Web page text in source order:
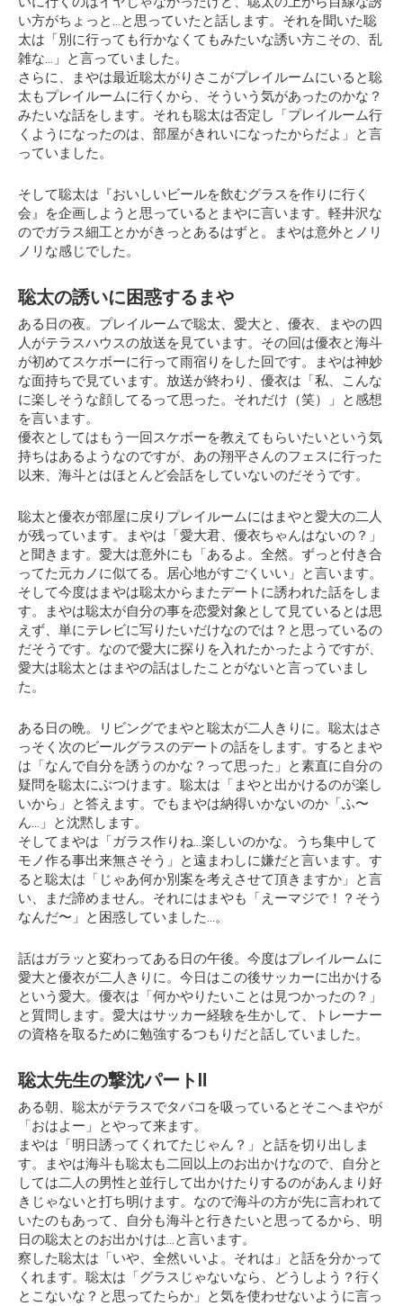
い方がちょっと…と思っていたと話します。それを聞いた聡
太は「別に行っても行かなくてもみたいな誘い方こその、乱
雑な…」と言っていました。
さらに、まやは最近聡太がりさこがプレイルームにいると聡
太もプレイルームに行くから、そういう気があったのかな？
みたいな話をします。それも聡太は否定し「プレイルーム行
くようになったのは、部屋がきれいになったからだよ」と言
っていました。
そして聡太は 『おいしいビールを飲むグラスを作りに行く
会』
を企画しようと思っているとまやに言います。軽井沢な
のでガラス細工とかがきっとあるはずと。まやは意外とノリ
ノリな感じでした。
聡太の誘いに困惑するまや
ある日の夜。プレイルームで聡太、愛大と、優衣、まやの四
人がテラスハウスの放送を見ています。その回は優衣と海斗
が初めてスケボーに行って雨宿りをした回です。まやは神妙
な面持ちで見ています。放送が終わり、優衣は「私、こんな
に楽しそうな顔してるって思った。それだけ（笑）」と感想
を言います。
優衣としてはもう一回スケボーを教えてもらいたいという気
持ちはあるようなのですが、あの翔平さんのフェスに行った
以来、海斗とはほとんど会話をしていないのだそうです。
聡太と優衣が部屋に戻りプレイルームにはまやと愛大の二人
が残っています。まやは「愛大君、優衣ちゃんはないの？」
と聞きます。愛大は意外にも
「あるよ。全然。ずっと付き合
ってた元カノに似てる。居心地がすごくいい」
と言います。
そして今度はまやは聡太からまたデートに誘われた話をしま
す。まやは聡太が自分の事を恋愛対象として見ているとは思
えず、単にテレビに写りたいだけなのでは？と思っているの
だそうです。なので愛大に探りを入れたかったようですが、
愛大は聡太とはまやの話はしたことがないと言っていまし
た。
ある日の晩。リビングでまやと聡太が二人きりに。聡太はさ
っそく次のビールグラスのデートの話をします。するとまや
は「なんで自分を誘うのかな？って思った」と素直に自分の
疑問を聡太にぶつけます。聡太は「まやと出かけるのが楽し
いから」と答えます。でもまやは納得いかないのか「ふ〜
ん…」と沈黙します。
そしてまやは「ガラス作りね…楽しいのかな。うち集中して
モノ作る事出来無さそう」と遠まわしに嫌だと言います。す
ると聡太は「じゃあ何か別案を考えさせて頂きますか」と言
い、まだ諦めません。それにはまやも「えーマジで！？そう
なんだ〜」と困惑していました…。
話はガラッと変わってある日の午後。今度はプレイルームに
愛大と優衣が二人きりに。今日はこの後サッカーに出かける
という愛大。優衣は「何かやりたいことは見つかったの？」
と質問します。愛大はサッカー経験を生かして、トレーナー
の資格を取るために勉強するつもりだと話していました。
聡太先生の撃沈パートⅡ
ある朝、聡太がテラスでタバコを吸っているとそこへまやが
「おはよー」とやって来ます。
まやは「明日誘ってくれてたじゃん？」と話を切り出しま
す。まやは海斗も聡太も二回以上のお出かけなので、自分と
しては二人の男性と並行して出かけたりするのがあんまり好
きじゃないと打ち明けます。なので海斗の方が先に言われて
いたのもあって、自分も海斗と行きたいと思ってるから、明
日の聡太とのお出かけは…と言います。
察した聡太は「いや、全然いいよ。それは」と話を分かって
くれます。聡太は「グラスじゃないなら、どうしよう？行く
とこないな？と思ってたらか」と気を使わせないように言っ